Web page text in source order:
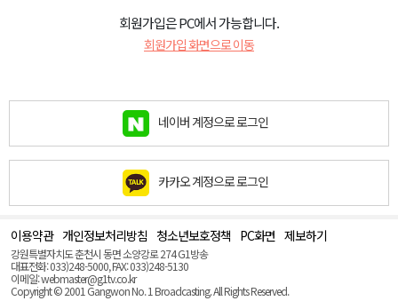
회원가입은 PC에서 가능합니다.
회원가입 화면으로 이동
네이버 계정으로 로그인
카카오 계정으로 로그인
이용약관 개인정보처리방침 청소년보호정책 PC화면 제보하기
강원특별자치도 춘천시 동면 소양강로 274 G1방송
대표전화: 033)248-5000, FAX: 033)248-5130
이메일: webmaster@g1tv.co.kr
Copyright © 2001 Gangwon No. 1 Broadcasting. All Rights Reserved.